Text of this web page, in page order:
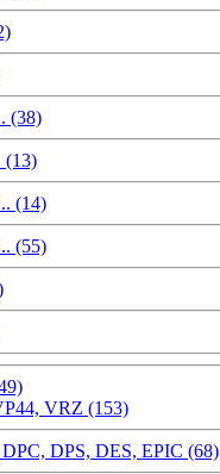
(38)
(13)
(14)
(55)
VRZ (153)
DPS, DES, EPIC (68)